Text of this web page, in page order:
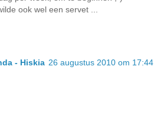
ook wel een servet ...
- Hiskia 26 augustus 2010 om 17:44